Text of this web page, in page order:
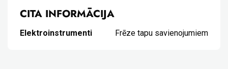
CITA INFORMĀCIJA
Elektroinstrumenti Frēze tapu savienojumiem